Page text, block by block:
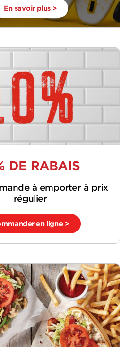
En savoir plus >
DE RABAIS
à emporter à prix
régulier
en ligne >